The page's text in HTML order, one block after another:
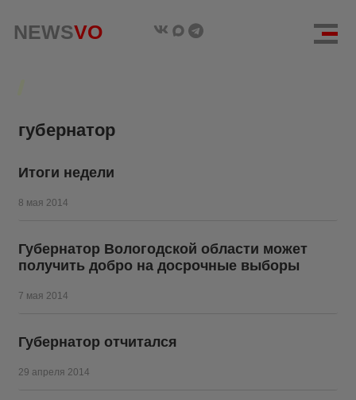
NEWSVO
NEWSVO
губернатор
Итоги недели
8 мая 2014
Губернатор Вологодской области может
получить добро на досрочные выборы
7 мая 2014
Губернатор отчитался
29 апреля 2014